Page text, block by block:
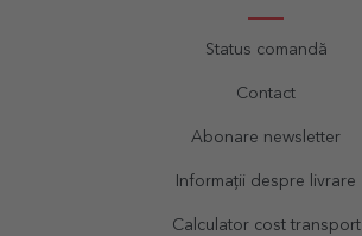
Status comandă
Contact
Abonare newsletter
Informații despre livrare
Calculator cost transport